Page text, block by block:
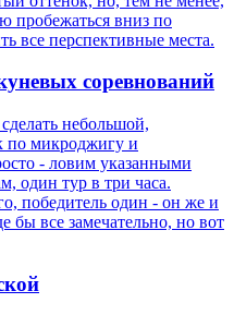
пробежаться вниз по
все перспективные места.
соревнований
небольшой,
по микроджигу и
- ловим указанными
один тур в три часа.
победитель один - он же и
бы все замечательно, но вот